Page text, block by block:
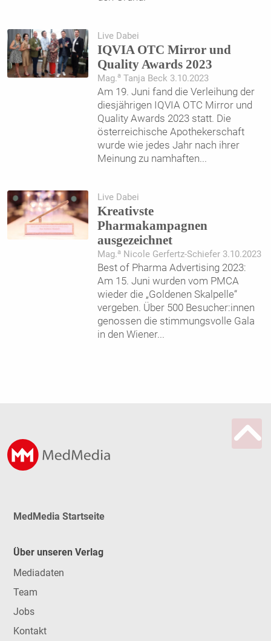
Live Dabei
IQVIA OTC Mirror und
Quality Awards 2023
Mag.a Tanja Beck 3.10.2023
Am 19. Juni fand die Verleihung der
diesjährigen IQVIA OTC Mirror und
Quality Awards 2023 statt. Die
österreichische Apothekerschaft
wurde wie jedes Jahr nach ihrer
Meinung zu namhaften...
Live Dabei
Kreativste
Pharmakampagnen
ausgezeichnet
Mag.a Nicole Gerfertz-Schiefer 3.10.2023
Best of Pharma Advertising 2023:
Am 15. Juni wurden vom PMCA
wieder die „Goldenen Skalpelle“
vergeben. Über 500 Besucher:innen
genossen die stimmungsvolle Gala
in den Wiener...
MedMedia Startseite
Über unseren Verlag
Mediadaten
Team
Jobs
Kontakt